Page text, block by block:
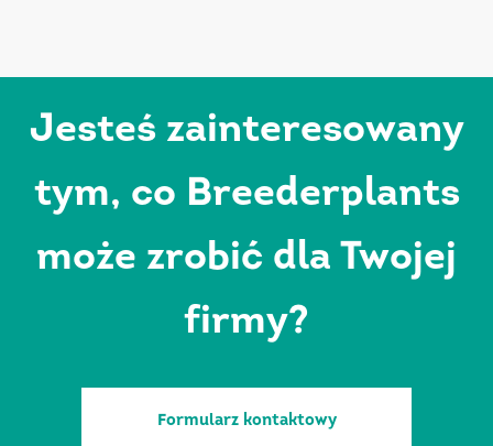
Jesteś zainteresowany
tym, co Breederplants
może zrobić dla Twojej
firmy?
Formularz kontaktowy